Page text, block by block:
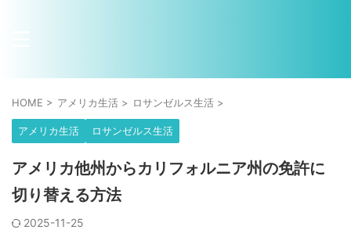
HOME > アメリカ生活 > ロサンゼルス生活 >
アメリカ生活 ロサンゼルス生活
アメリカ他州からカリフォルニア州の免許に
切り替える方法
2025-11-25